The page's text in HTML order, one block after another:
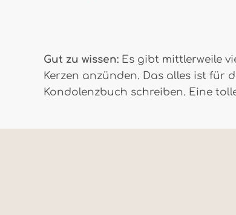
Gut zu wissen: Es gibt mittlerweile
Kerzen anzünden. Das alles ist für
Kondolenzbuch schreiben. Eine